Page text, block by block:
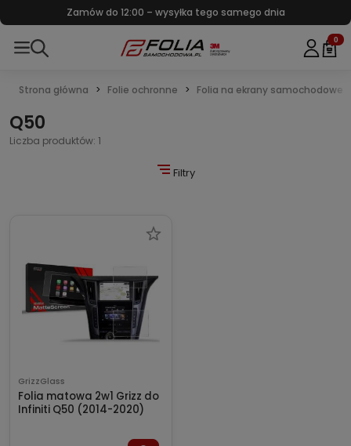
Zamów do 12:00 – wysyłka tego samego dnia
0
Strona główna Folie ochronne Folia na ekrany samochodowe
Q50
Liczba produktów: 1
Filtry
GrizzGlass
Folia matowa 2w1 Grizz do
Infiniti Q50 (2014-2020)